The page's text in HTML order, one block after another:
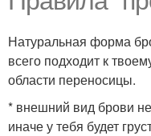
Натуральная форма
всего подходит к
области переносицы.
* внешний вид брови
иначе у тебя будет